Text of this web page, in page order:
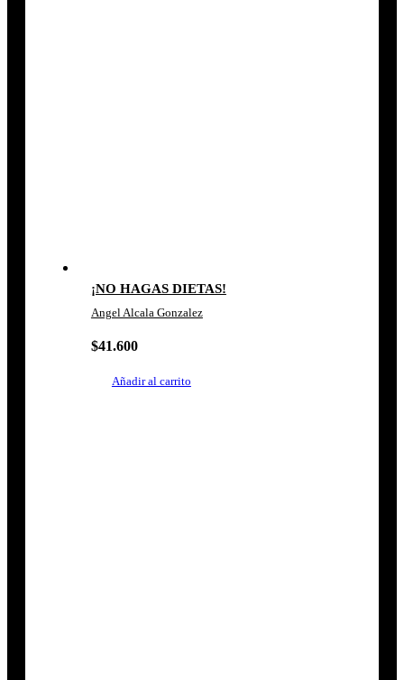
¡NO HAGAS DIETAS!
Angel Alcala Gonzalez
$41.600
Añadir al carrito